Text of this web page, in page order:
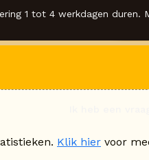
1 tot 4 werkdagen duren.
Klik hier voor